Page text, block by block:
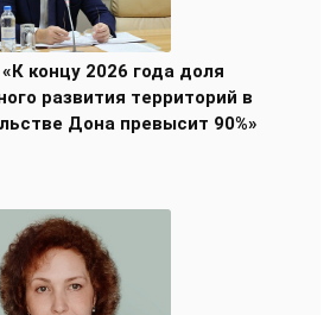
концу 2026 года доля
развития территорий в
Дона превысит 90%»